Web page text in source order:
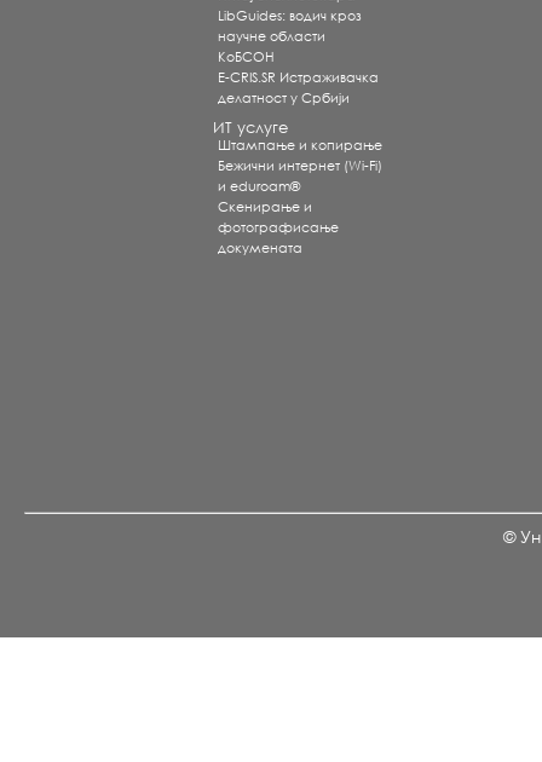
LibGuides: водич кроз
научне области
КоБСОН
E-CRIS.SR Истраживачка
делатност у Србији
ИТ услуге
Штампање и копирање
Бежични интернет (Wi-Fi)
и eduroam®
Скенирање и
фотографисање
докумената
©